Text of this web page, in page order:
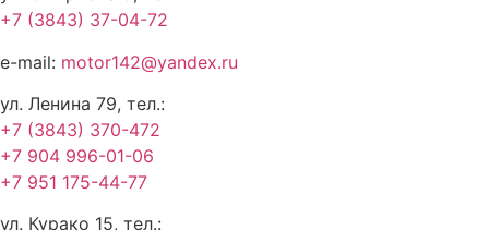
+7 (3843) 37-04-72
e-mail: motor142@yandex.ru
ул. Ленина 79, тел.:
+7 (3843) 370-472
+7 904 996-01-06
+7 951 175-44-77
ул. Курако 15, тел.: